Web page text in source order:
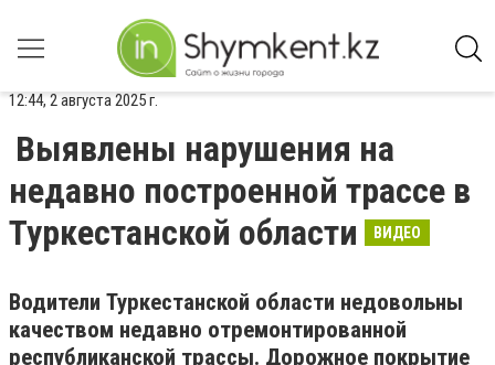
12:44, 2 августа 2025 г.
Выявлены нарушения на
недавно построенной трассе в
Туркестанской области
ВИДЕО
Водители Туркестанской области недовольны
качеством недавно отремонтированной
республиканской трассы. Дорожное покрытие